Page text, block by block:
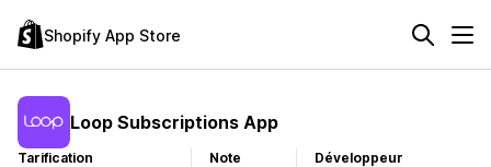
Shopify App Store
Loop Subscriptions App
Tarification
Note
Développeur